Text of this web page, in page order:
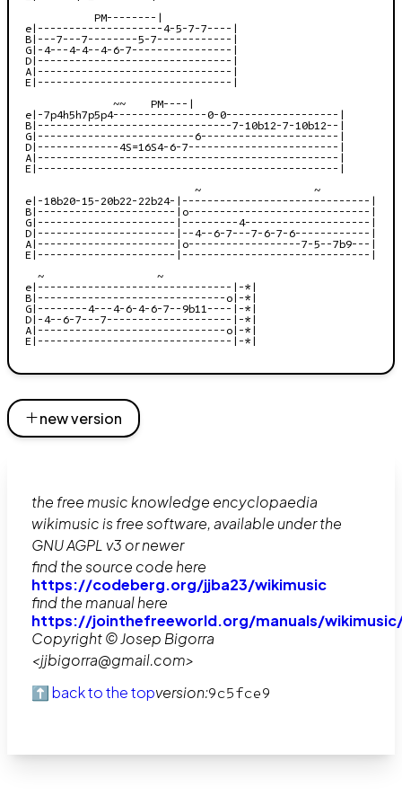
           PM--------|
e|--------------------4-5-7-7----|
B|---7---7--------5-7------------|
G|-4---4-4--4-6-7----------------|
D|-------------------------------|
A|-------------------------------|
E|-------------------------------|
              ~~    PM----|
e|-7p4h5h7p5p4---------------0-0------------------|
B|-------------------------------7-10b12-7-10b12--|
G|-------------------------6----------------------|
D|-------------4S=16S4-6-7------------------------|
A|------------------------------------------------|
E|------------------------------------------------|
                           ~                  ~
e|-18b20-15-20b22-22b24-|------------------------------|
B|----------------------|o-----------------------------|
G|----------------------|---------4--------------------|
D|----------------------|--4--6-7---7-6-7-6------------|
A|----------------------|o------------------7-5--7b9---|
E|----------------------|------------------------------|
  ~                  ~
e|-------------------------------|-*|
B|------------------------------o|-*|
G|--------4---4-6-4-6-7--9b11----|-*|
D|-4--6-7---7--------------------|-*|
A|------------------------------o|-*|
E|-------------------------------|-*|
new version
the free music knowledge encyclopaedia
wikimusic is free software, available under the
GNU AGPL v3 or newer
find the source code here
https://codeberg.org/jjba23/wikimusic
find the manual here
https://jointhefreeworld.org/manuals/
Copyright © Josep Bigorra
<jjbigorra@gmail.com>
⬆️ back to the topversion:9c5fce9